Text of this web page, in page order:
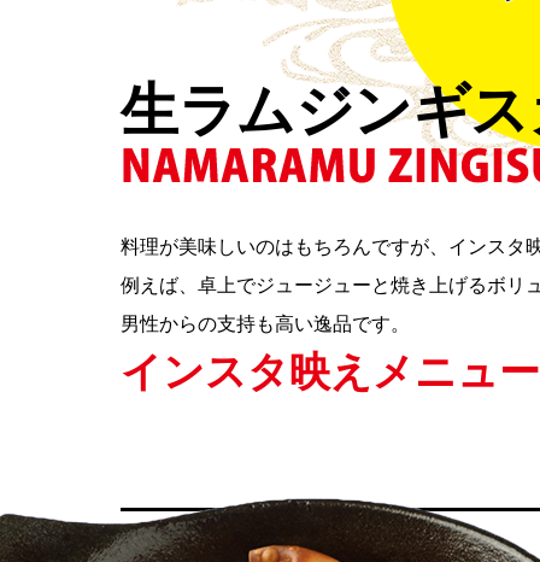
生ラムジンギ
料理が美味しいのはもちろんですが、インスタ
例えば、卓上でジュージューと焼き上げるボリ
男性からの支持も高い逸品です。
インスタ映えメニュ